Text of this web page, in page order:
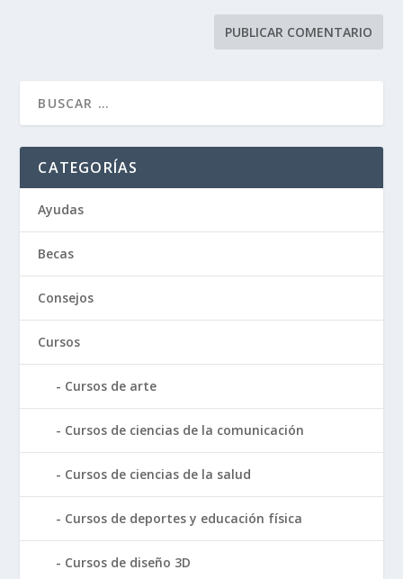
CATEGORÍAS
Ayudas
Becas
Consejos
Cursos
Cursos de arte
Cursos de ciencias de la comunicación
Cursos de ciencias de la salud
Cursos de deportes y educación física
Cursos de diseño 3D